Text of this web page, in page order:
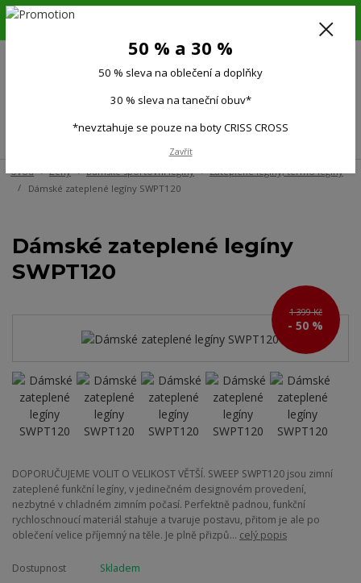
6.-16.8.26. DOVOLENÁ !!! 50 % SLEVA na všechno oblečení a doplňky !!!
(Po-Pá 9:00-15.00)
Úvod Ženy Dámské sportovní legíny
Zateplené legíny, termo legíny
Dámské zateplené legíny SWPT120
Dámské zateplené legíny
SWPT120
1 399 Kč
- 50 %
DOPORUČUJEME VOLIT O VELIKOST VĚTŠÍ. SWEEP SWPT120 jsou zimní
zateplené funkční legíny, v jedinečném designovém provedení,
nezbytné v chladném zimním počasí. Perfektně padnou, funkční
rychloschnoucí materiál stahuje a tvaruje postavu, přitom je ale po
oblečení velice příjemný na těle. Je plně přizpů... celý popis
Dostupnost
Skladem
50 % a 30 %
50 % sleva na oblečení a doplňky
30 % sleva na taneční obuv*
*nevztahuje se pouze na boty CRISS CROSS
Zavřít